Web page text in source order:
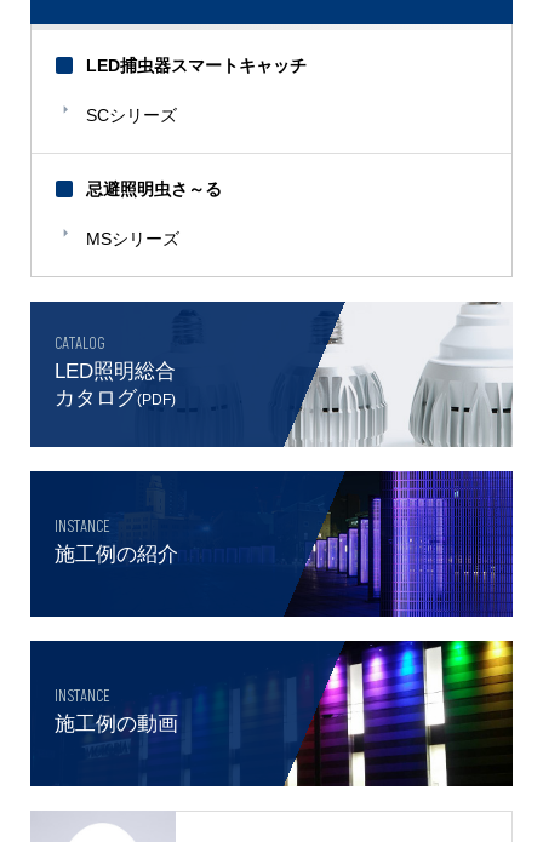
LED捕虫器スマートキャッチ
SCシリーズ
忌避照明虫さ～る
MSシリーズ
CATALOG
LED照明総合
カタログ(PDF)
INSTANCE
施工例の紹介
INSTANCE
施工例の動画